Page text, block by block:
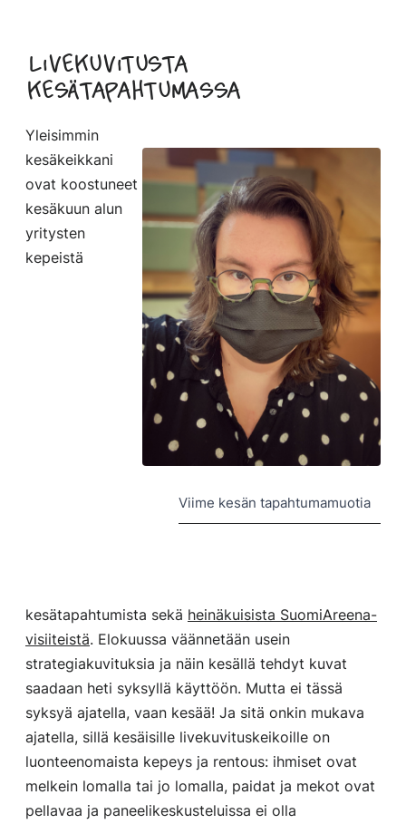
Livekuvitusta
kesätapahtumassa
Viime kesän tapahtumamuotia
Yleisimmin
kesäkeikkani
ovat koostuneet
kesäkuun alun
yritysten
kepeistä
kesätapahtumista sekä heinäkuisista SuomiAreena-
visiiteistä. Elokuussa väännetään usein
strategiakuvituksia ja näin kesällä tehdyt kuvat
saadaan heti syksyllä käyttöön. Mutta ei tässä
syksyä ajatella, vaan kesää! Ja sitä onkin mukava
ajatella, sillä kesäisille livekuvituskeikoille on
luonteenomaista kepeys ja rentous: ihmiset ovat
melkein lomalla tai jo lomalla, paidat ja mekot ovat
pellavaa ja paneelikeskusteluissa ei olla